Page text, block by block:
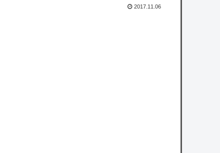
2017.11.06